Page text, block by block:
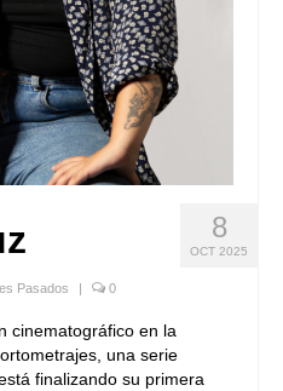
8
OCT 2025
Pasados | 0
cinematográfico en la
una serie
finalizando su primera